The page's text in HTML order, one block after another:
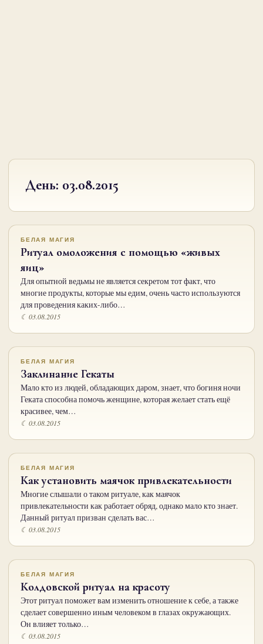
День: 03.08.2015
БЕЛАЯ МАГИЯ
Ритуал омоложения с помощью «живых
яиц»
Для опытной ведьмы не является секретом тот факт, что
многие продукты, которые мы едим, очень часто используются
для проведения каких-либо…
☾ 03.08.2015
БЕЛАЯ МАГИЯ
Заклинание Гекаты
Мало кто из людей, обладающих даром, знает, что богиня ночи
Геката способна помочь женщине, которая желает стать ещё
красивее, чем…
☾ 03.08.2015
БЕЛАЯ МАГИЯ
Как установить маячок привлекательности
Многие слышали о таком ритуале, как маячок
привлекательности как работает обряд, однако мало кто знает.
Данный ритуал призван сделать вас…
☾ 03.08.2015
БЕЛАЯ МАГИЯ
Колдовской ритуал на красоту
Этот ритуал поможет вам изменить отношение к себе, а также
сделает совершенно иным человеком в глазах окру­жающих.
Он влияет только…
☾ 03.08.2015